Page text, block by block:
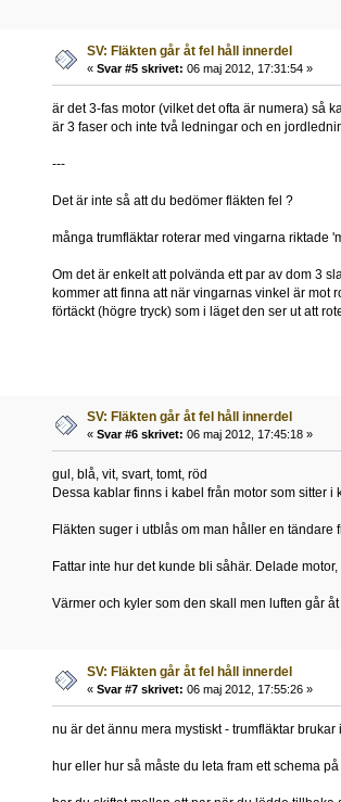
SV: Fläkten går åt fel håll innerdel
« Svar #5 skrivet: 06 maj 2012, 17:31:54 »
är det 3-fas motor (vilket det ofta är numera) så
är 3 faser och inte två ledningar och en
---
Det är inte så att du bedömer fläkten fel ?
många trumfläktar roterar med vingarna riktade
Om det är enkelt att polvända ett par av dom 3
kommer att finna att när vingarnas vinkel är mot
förtäckt (högre tryck) som i läget den ser ut att
SV: Fläkten går åt fel håll innerdel
« Svar #6 skrivet: 06 maj 2012, 17:45:18 »
gul, blå, vit, svart, tomt, röd
Dessa kablar finns i kabel från motor som sitter i
Fläkten suger i utblås om man håller en tändare
Fattar inte hur det kunde bli såhär. Delade
Värmer och kyler som den skall men luften går åt
SV: Fläkten går åt fel håll innerdel
« Svar #7 skrivet: 06 maj 2012, 17:55:26 »
nu är det ännu mera mystiskt - trumfläktar
hur eller hur så måste du leta fram ett schema